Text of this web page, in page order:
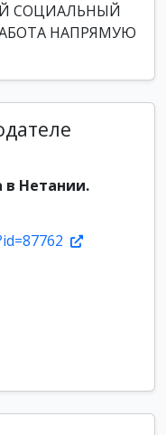
СОЦИАЛЬНЫЙ
НАПРЯМУЮ
в Нетании.